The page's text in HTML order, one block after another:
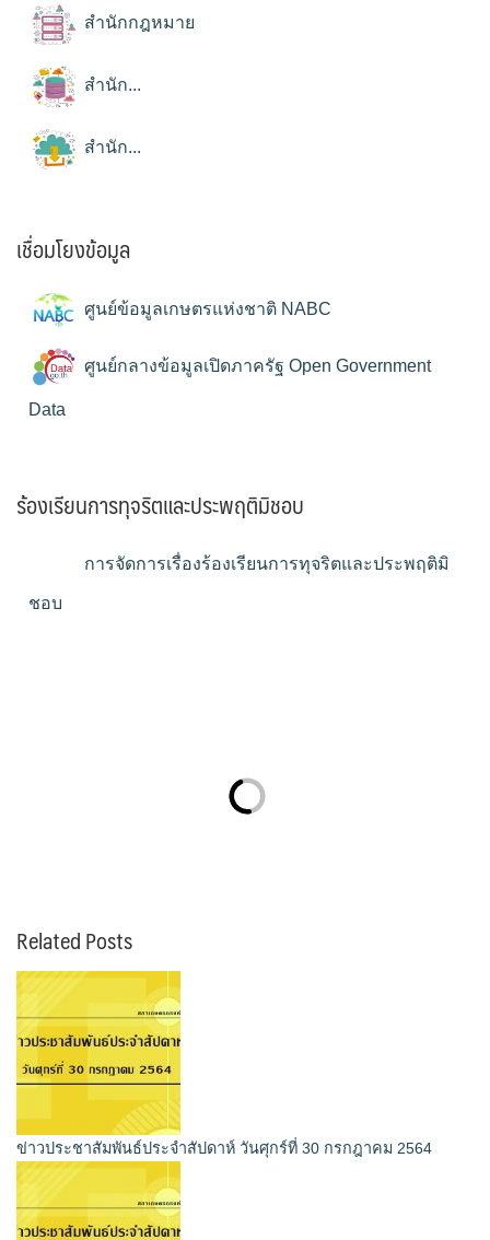
สำนักกฎหมาย
สำนัก...
สำนัก...
เชื่อมโยงข้อมูล
ศูนย์ข้อมูลเกษตรแห่งชาติ NABC
ศูนย์กลางข้อมูลเปิดภาครัฐ Open Government
Data
ร้องเรียนการทุจริตและประพฤติมิชอบ
การจัดการเรื่องร้องเรียนการทุจริตและประพฤติมิ
ชอบ
Related Posts
ข่าวประชาสัมพันธ์ประจำสัปดาห์ วันศุกร์ที่ 30 กรกฎาคม 2564